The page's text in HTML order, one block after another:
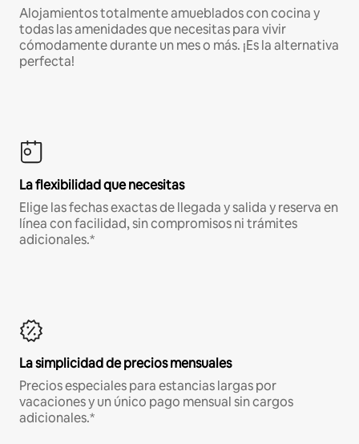
Alojamientos totalmente amueblados con cocina y
todas las amenidades que necesitas para vivir
cómodamente durante un mes o más. ¡Es la alternativa
perfecta!
La flexibilidad que necesitas
Elige las fechas exactas de llegada y salida y reserva en
línea con facilidad, sin compromisos ni trámites
adicionales.*
La simplicidad de precios mensuales
Precios especiales para estancias largas por
vacaciones y un único pago mensual sin cargos
adicionales.*